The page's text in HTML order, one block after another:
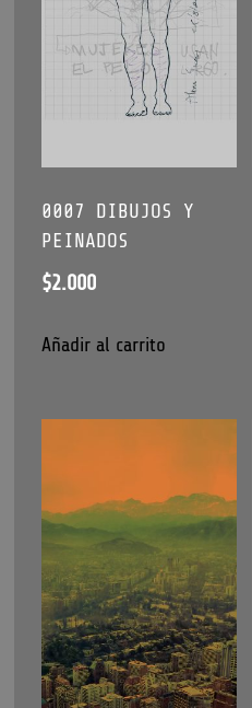
Comic
Corvi
0007 DIBUJOS Y
PEINADOS
$2.000
Añadir al carrito